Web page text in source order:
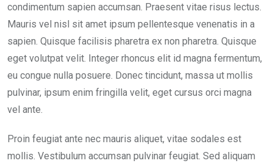
condimentum sapien accumsan. Praesent vitae risus lectus.
Mauris vel nisl sit amet ipsum pellentesque venenatis in a
sapien. Quisque facilisis pharetra ex non pharetra. Quisque
eget volutpat velit. Integer rhoncus elit id magna fermentum,
eu congue nulla posuere. Donec tincidunt, massa ut mollis
pulvinar, ipsum enim fringilla velit, eget cursus orci magna
vel ante.
Proin feugiat ante nec mauris aliquet, vitae sodales est
mollis. Vestibulum accumsan pulvinar feugiat. Sed aliquam